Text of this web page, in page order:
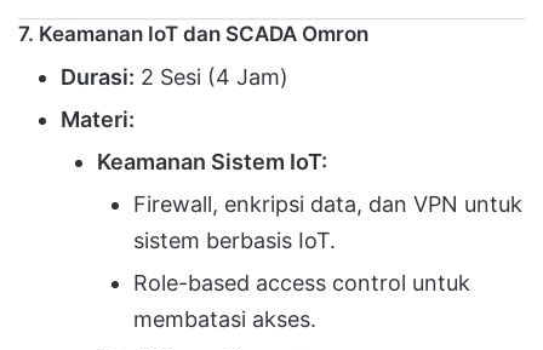
7. Keamanan IoT dan SCADA Omron
Durasi: 2 Sesi (4 Jam)
Materi:
Keamanan Sistem IoT:
Firewall, enkripsi data, dan VPN untuk
sistem berbasis IoT.
Role-based access control untuk
membatasi akses.